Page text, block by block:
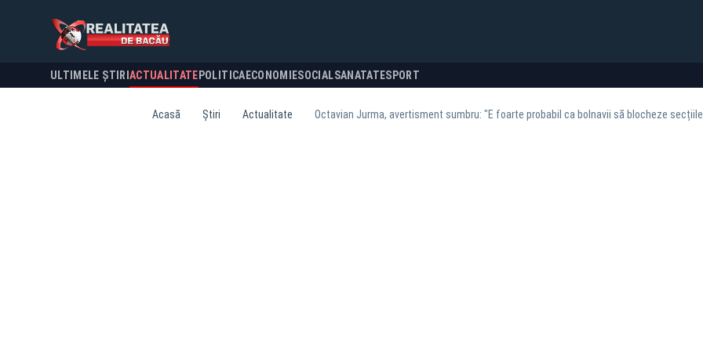
ULTIMELE ȘTIRI ACTUALITATE POLITICA ECONOMIESOCIALSANATATESPORT
Acasă Știri Actualitate Octavian Jurma, avertisment sumbru: "E foarte probabil ca bolnavii să blocheze secțiile